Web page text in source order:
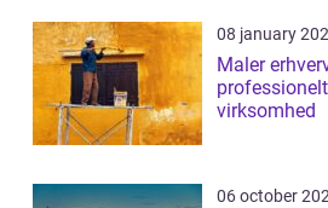
08 january
Maler
virksomhed
06 october